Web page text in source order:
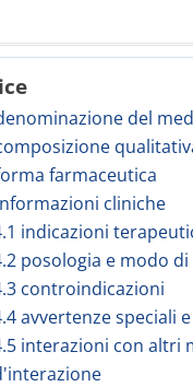
del
farmaceutica
cliniche
indicazioni
posologia e modo
controindicazioni
avvertenze speciali
interazioni con altri